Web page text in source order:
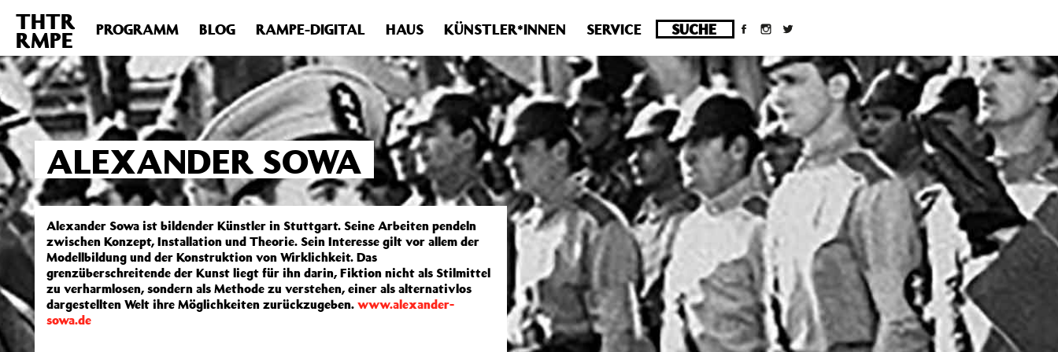
Deprecated : Die Funktion post_permalink ist seit Version 4.4.0 veraltet! Verwende stattdessen get_permalink(). in /homepages/10/d43051023/htdocs/wordpress/wp-
includes/functions.phpon line6031
THTR
RMPE PROGRAMM BLOG RAMPE-DIGITAL HAUS KÜNSTLER*INNEN SERVICE
ALEXANDER SOWA
Alexander Sowa ist bildender Künstler in Stuttgart. Seine Arbeiten pendeln
zwischen Konzept, Installation und Theorie. Sein Interesse gilt vor allem der
Modellbildung und der Konstruktion von Wirklichkeit. Das
grenzüberschreitende der Kunst liegt für ihn darin, Fiktion nicht als Stilmittel
zu verharmlosen, sondern als Methode zu verstehen, einer als alternativlos
dargestellten Welt ihre Möglichkeiten zurückzugeben. www.alexander-
sowa.de